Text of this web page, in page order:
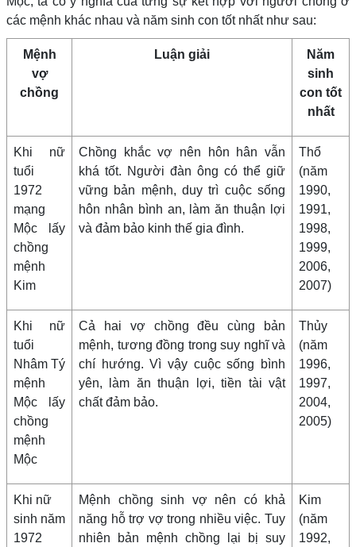
các mệnh khác nhau và năm sinh con tốt nhất như sau:
Mệnh
vợ
chồng
Luận giải
Năm
sinh
con tốt
nhất
Khi nữ
tuổi
1972
mạng
Mộc lấy
chồng
mệnh
Kim
Chồng khắc vợ nên hôn hân vẫn
khá tốt. Người đàn ông có thể giữ
vững bản mệnh, duy trì cuộc sống
hôn nhân bình an, làm ăn thuận lợi
và đảm bảo kinh thế gia đình.
Thổ
(năm
1990,
1991,
1998,
1999,
2006,
2007)
Khi nữ
tuổi
Nhâm Tý
mệnh
Mộc lấy
chồng
mệnh
Mộc
Cả hai vợ chồng đều cùng bản
mệnh, tương đồng trong suy nghĩ và
chí hướng. Vì vậy cuộc sống bình
yên, làm ăn thuận lợi, tiền tài vật
chất đảm bảo.
Thủy
(năm
1996,
1997,
2004,
2005)
Khi nữ
sinh năm
1972
Mệnh chồng sinh vợ nên có khả
năng hỗ trợ vợ trong nhiều việc. Tuy
nhiên bản mệnh chồng lại bị suy
Kim
(năm
1992,